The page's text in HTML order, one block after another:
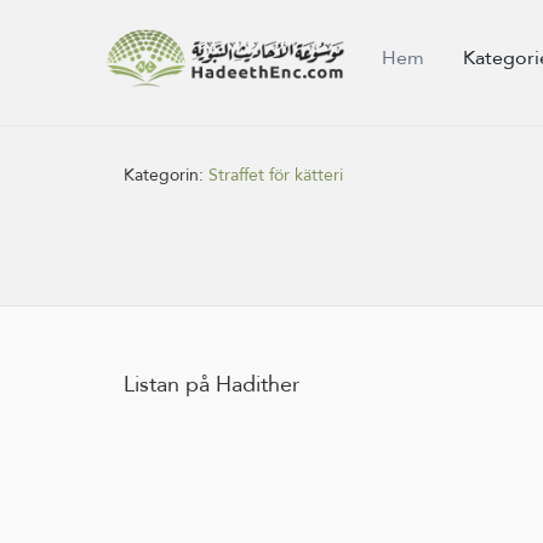
Hem
Kategorin:Straffet för kätteri
Listan på Hadither